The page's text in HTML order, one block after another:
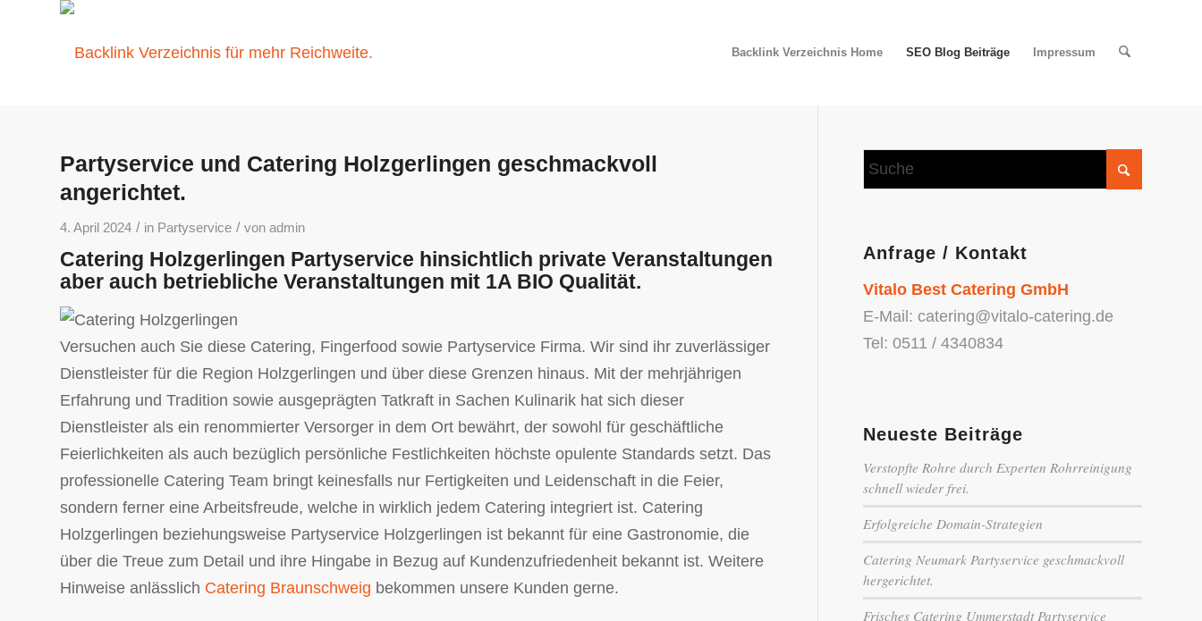
Backlink Verzeichnis Home SEO Blog Beiträge Impressum
Partyservice und Catering Holzgerlingen geschmackvoll
angerichtet.
4. April 2024 / in Partyservice / von admin
Catering Holzgerlingen Partyservice hinsichtlich private Veranstaltungen
aber auch betriebliche Veranstaltungen mit 1A BIO Qualität.
Versuchen auch Sie diese Catering, Fingerfood sowie Partyservice Firma. Wir sind ihr zuverlässiger
Dienstleister für die Region Holzgerlingen und über diese Grenzen hinaus. Mit der mehrjährigen
Erfahrung und Tradition sowie ausgeprägten Tatkraft in Sachen Kulinarik hat sich dieser
Dienstleister als ein renommierter Versorger in dem Ort bewährt, der sowohl für geschäftliche
Feierlichkeiten als auch bezüglich persönliche Festlichkeiten höchste opulente Standards setzt. Das
professionelle Catering Team bringt keinesfalls nur Fertigkeiten und Leidenschaft in die Feier,
sondern ferner eine Arbeitsfreude, welche in wirklich jedem Catering integriert ist. Catering
Holzgerlingen beziehungsweise Partyservice Holzgerlingen ist bekannt für eine Gastronomie, die
über die Treue zum Detail und ihre Hingabe in Bezug auf Kundenzufriedenheit bekannt ist. Weitere
Hinweise anlässlich Catering Braunschweig bekommen unsere Kunden gerne.
Anfrage / Kontakt
Vitalo Best Catering GmbH
E-Mail: catering@vitalo-catering.de
Tel: 0511 / 4340834
Neueste Beiträge
Verstopfte Rohre durch Experten Rohrreinigung
schnell wieder frei.
Erfolgreiche Domain-Strategien
Catering Neumark Partyservice geschmackvoll
hergerichtet.
Frisches Catering Ummerstadt Partyservice